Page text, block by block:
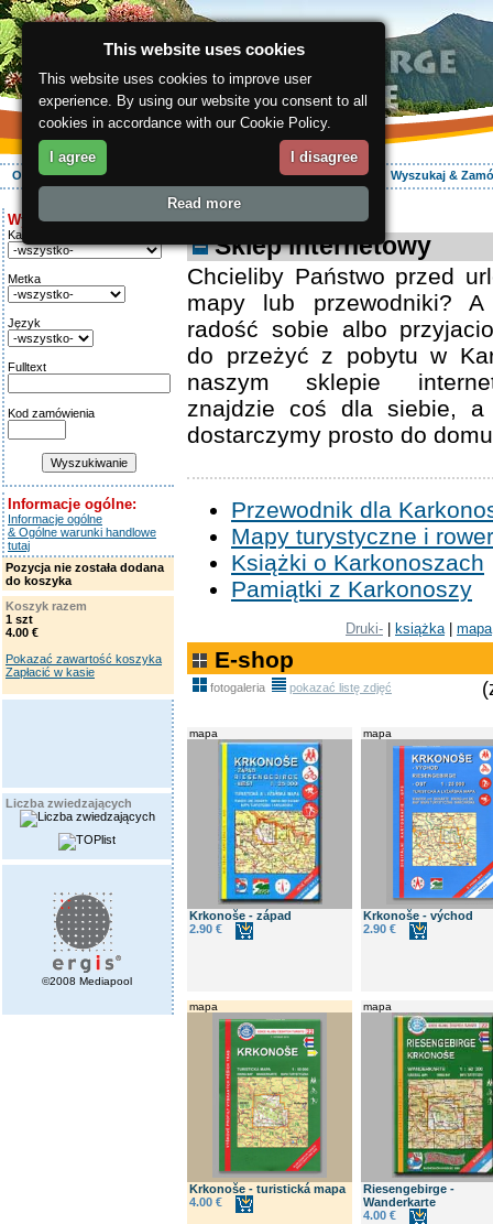
O regionie Aktywnie Zakwaterowanie Wyszukaj &
Wyszukiwanie:
Kategoria
Metka
Język
Fulltext
Kod zamówienia
Informacje ogólne:
Informacje ogólne
& Ogólne warunki handlowe
tutaj
Pozycja nie została dodana
do koszyka
Koszyk razem
1 szt
4.00 €
Pokazać zawartość koszyka
Zapłacić w kasie
Liczba zwiedzających
©2008 Mediapool
ergis.cz
Sklep internetowy
Chcieliby Państwo przed
mapy lub przewodniki?
radość sobie albo
do przeżyć z pobytu w
naszym sklepie
znajdzie coś dla siebie, a
dostarczymy prosto do
Przewodnik dla
Mapy turystyczne i
Książki o Karkonoszach
Pamiątki z Karkonoszy
Druki- książka| mapa
E-shop
fotogaleria pokazać listę zdjęć
mapa
Krkonoše - západ
2.90 €
mapa
Krkonoše - východ
2.90 €
mapa
Krkonoše - turistická mapa
4.00 €
mapa
Riesengebirge -
Wanderkarte
4.00 €
This website uses cookies
This website uses cookies to improve user
experience. By using our website you consent to all
cookies in accordance with our Cookie Policy.
I agree I disagree
Read more